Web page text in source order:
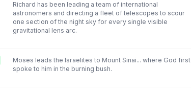
Richard has been leading a team of international
astronomers and directing a fleet of telescopes to scour
one section of the night sky for every single visible
gravitational lens arc.
Moses leads the Israelites to Mount Sinai... where God first
spoke to him in the burning bush.